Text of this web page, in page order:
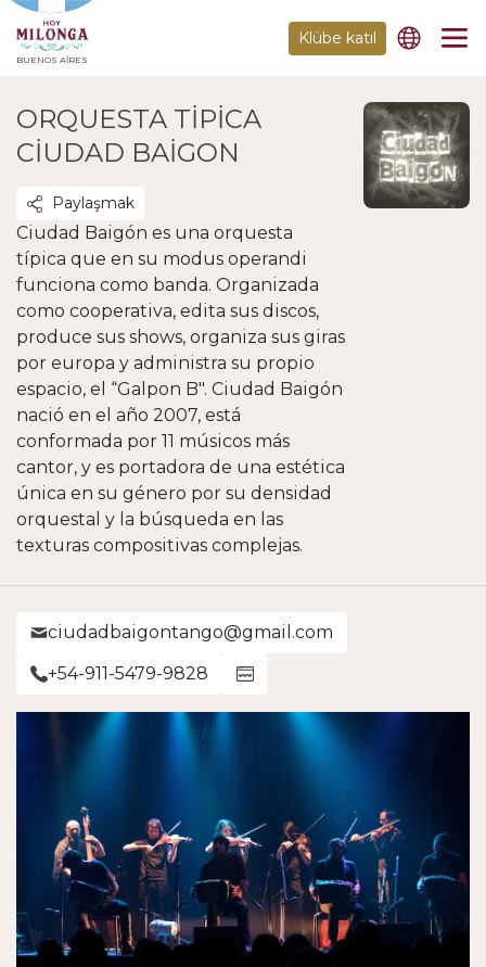
BUENOS AIRES
Klübe katıl
ORQUESTA TIPICA
CIUDAD BAIGON
Paylaşmak
Ciudad Baigón es una orquesta
típica que en su modus operandi
funciona como banda. Organizada
como cooperativa, edita sus discos,
produce sus shows, organiza sus giras
por europa y administra su propio
espacio, el “Galpon B". Ciudad Baigón
nació en el año 2007, está
conformada por 11 músicos más
cantor, y es portadora de una estética
única en su género por su densidad
orquestal y la búsqueda en las
texturas compositivas complejas.
ciudadbaigontango@gmail.com
+54-911-5479-9828